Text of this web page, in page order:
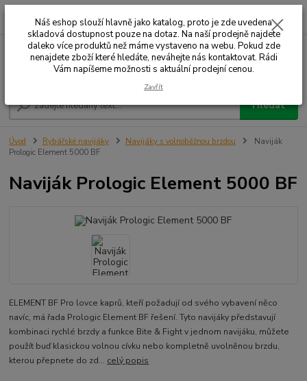
Menu
Hledat
+420 732 707 573 za
Úvod Rybářské navijáky Navijáky s volnoběžnou brzdou
Naviják
Prologic Element 5000 BF
Naviják Prologic Element 5000 BF
ELEMENT BF Pro lovce kaprů, kteří požadují od svého vybavení něco
navíc, má řada Prologic Element BF řešení. Tyto navijáky představují
kombinaci rychlé brzdy a funkce Bite & Fight v jednom navijáku, můžete
použít buď klasickou volnou cívku nebo kompletně uvolněnou brzdu,
kterou přepnete do zd... celý popis
Náš eshop slouží hlavně jako katalog, proto je zde uvedena
skladová dostupnost pouze na dotaz. Na naší prodejně najdete
daleko více produktů než máme vystaveno na webu. Pokud zde
nenajdete zboží které hledáte, neváhejte nás kontaktovat. Rádi
Vám napíšeme možnosti s aktuální prodejní cenou.
Zavřít